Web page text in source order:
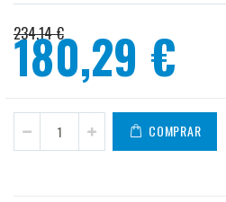
234,14 €
Precio
especial
180,29 €
COMPRAR